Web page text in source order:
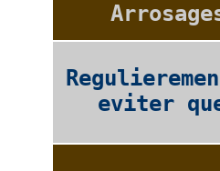
eviter